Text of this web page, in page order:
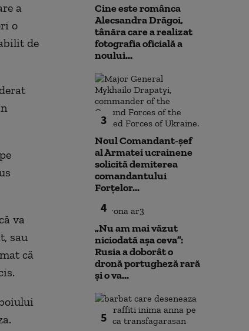
a
o
de
va
sau
că
Cine este românca
Alecsandra Drăgoi,
tânăra care a realizat
fotografia oficială a
noului...
3
Noul Comandant-șef
al Armatei ucrainene
solicită demiterea
comandantului
Forțelor...
4
„Nu am mai văzut
niciodată așa ceva”:
Rusia a doborât o
dronă portugheză rară
și o va...
5